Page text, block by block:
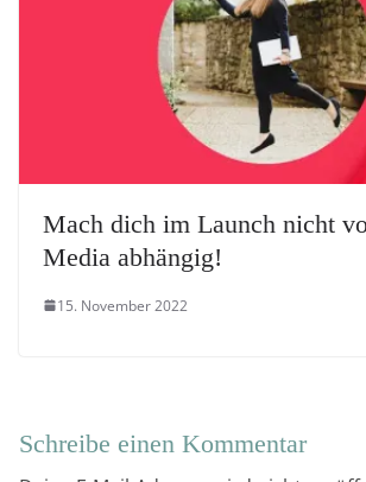
Mach dich im Launch nicht
Media abhängig!
15. November 2022
Schreibe einen Kommentar